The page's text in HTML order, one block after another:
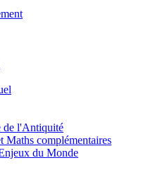
de l'Antiquité
Maths complémentaires
du Monde